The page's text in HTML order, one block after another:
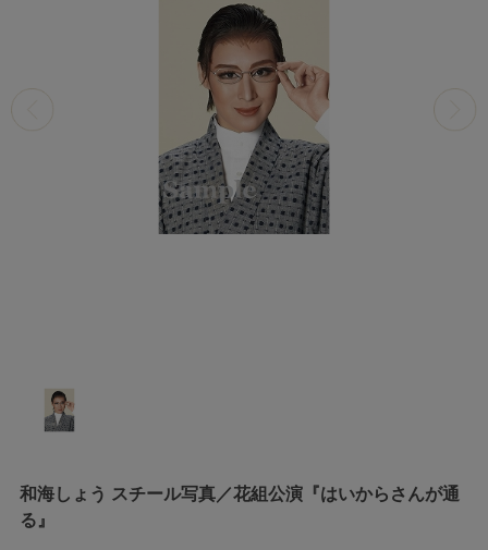
和海しょう スチール写真／花組公演『はいからさんが通
る』